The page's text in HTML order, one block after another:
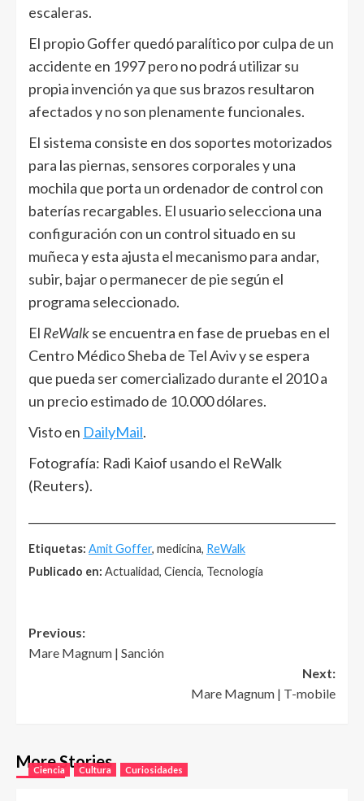
escaleras.
El propio Goffer quedó paralítico por culpa de un
accidente en 1997 pero no podrá utilizar su
propia invención ya que sus brazos resultaron
afectados y no son plenamente funcionales.
El sistema consiste en dos soportes motorizados
para las piernas, sensores corporales y una
mochila que porta un ordenador de control con
baterías recargables. El usuario selecciona una
configuración con un control situado en su
muñeca y esta ajusta el mecanismo para andar,
subir, bajar o permanecer de pie según el
programa seleccionado.
El ReWalkse encuentra en fase de pruebas en el
Centro Médico Sheba de Tel Aviv y se espera
que pueda ser comercializado durante el 2010 a
un precio estimado de 10.000 dólares.
Visto en DailyMail.
Fotografía: Radi Kaiof usando el ReWalk
(Reuters).
Etiquetas: Amit Goffer, medicina, ReWalk
Publicado en: Actualidad, Ciencia, Tecnología
Post
navigation
Previous:
Mare Magnum | Sanción
Next:
Mare Magnum | T-mobile
More Stories
Ciencia Cultura Curiosidades